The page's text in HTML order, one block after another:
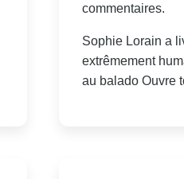
commentaires.
Sophie Lorain a
extrêmement
au balado Ouvre